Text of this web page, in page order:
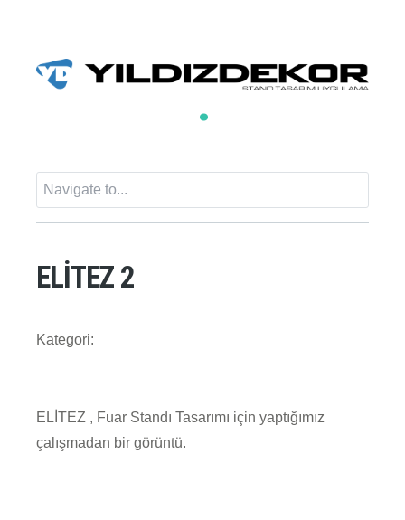
ELİTEZ 2
Kategori:
ELİTEZ , Fuar Standı Tasarımı için yaptığımız
çalışmadan bir görüntü.